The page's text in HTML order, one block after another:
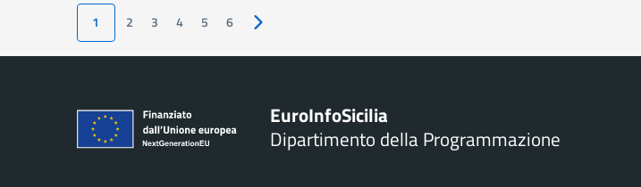
1 2 3 4 5 6 Pagina successiva
EuroInfoSicilia
Dipartimento della Programmazione